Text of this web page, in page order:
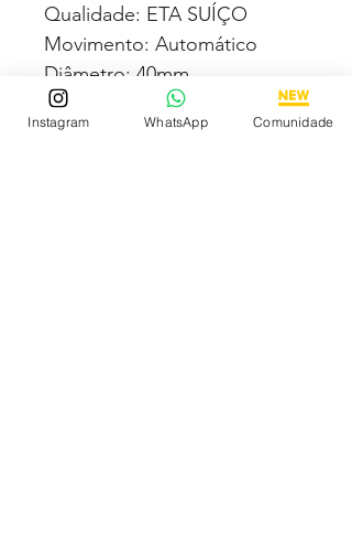
Qualidade: ETA SUÍÇO
Movimento: Automático
Diâmetro: 40mm
Vidro: Cristal Safira
Crono: 100 % funcional
Instagram WhatsApp Comunidade